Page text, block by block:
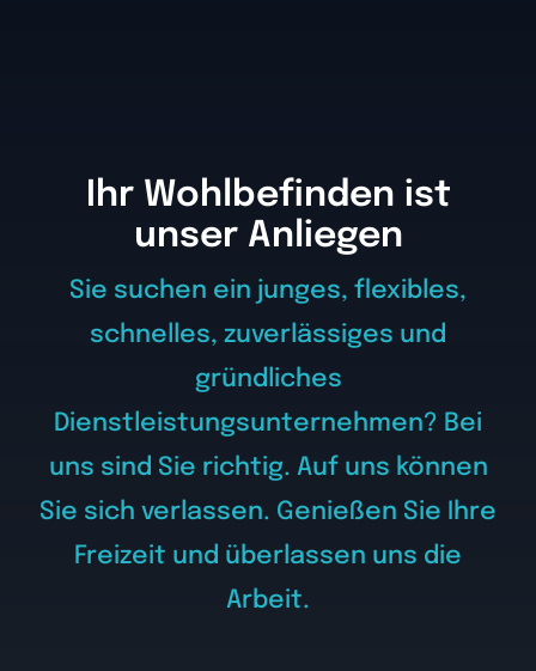
Ihr Wohlbefinden ist
unser Anliegen
Sie suchen ein junges, flexibles,
schnelles, zuverlässiges und
gründliches
Dienstleistungsunternehmen? Bei
uns sind Sie richtig. Auf uns können
Sie sich verlassen. Genießen Sie Ihre
Freizeit und überlassen uns die
Arbeit.